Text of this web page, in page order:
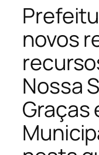
novos
Nossa
Graças